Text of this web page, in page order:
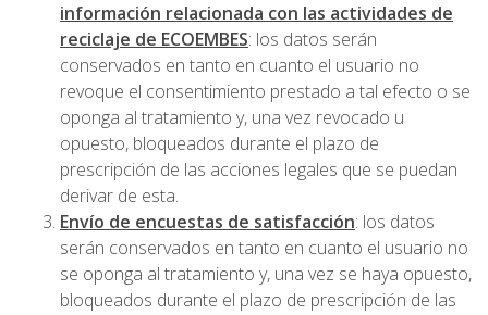
información relacionada con las actividades de
reciclaje de ECOEMBES: los datos serán
conservados en tanto en cuanto el usuario no
revoque el consentimiento prestado a tal efecto o se
oponga al tratamiento y, una vez revocado u
opuesto, bloqueados durante el plazo de
prescripción de las acciones legales que se puedan
derivar de esta.
Envío de encuestas de satisfacción: los datos
serán conservados en tanto en cuanto el usuario no
se oponga al tratamiento y, una vez se haya opuesto,
bloqueados durante el plazo de prescripción de las